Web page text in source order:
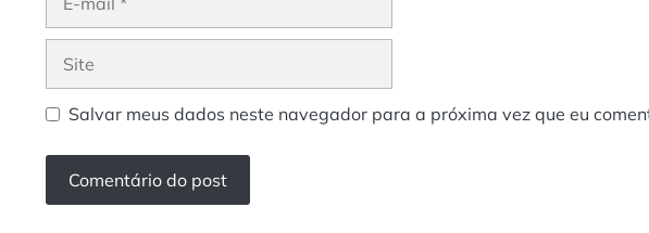
Site
Salvar meus dados neste navegador para a próxima vez que eu